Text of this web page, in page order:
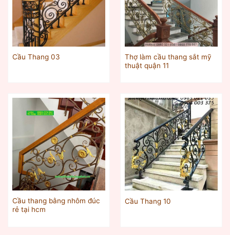
Cầu Thang 03
Thợ làm cầu thang sắt mỹ
thuật quận 11
Cầu thang bằng nhôm đúc
rẻ tại hcm
Cầu Thang 10